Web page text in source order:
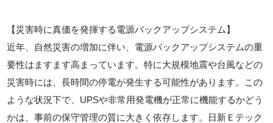
【災害時に真価を発揮する電源バックアップシステム】
近年、自然災害の増加に伴い、電源バックアップシステムの重
要性はますます高まっています。特に大規模地震や台風などの
災害時には、長時間の停電が発生する可能性があります。この
ような状況下で、UPSや非常用発電機が正常に機能するかどう
かは、事前の保守管理の質に大きく依存します。日新Ｅテック